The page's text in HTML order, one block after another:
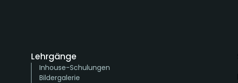
Lehrgänge
Inhouse-Schulungen
Bildergalerie